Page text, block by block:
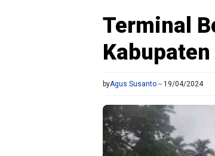
Terminal
byAgus Susanto 19/04/2024